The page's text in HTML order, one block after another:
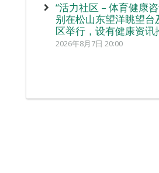
“活力社区 – 体育健康
别在松山东望洋眺望台
区举行，设有健康资讯
2026年8月7日 20:00